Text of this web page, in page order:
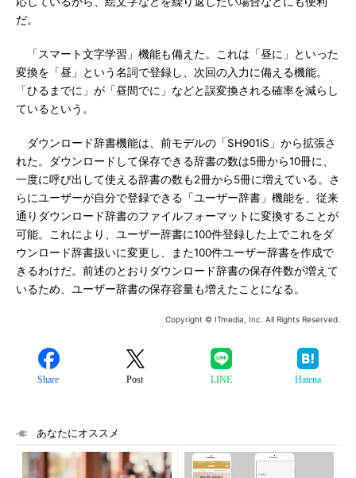
だ。
「スマート文字学習」機能も備えた。これは「昼に」といった
変換を「昼」という名詞で登録し、次回の入力に備える機能。
「ひるまでに」が「昼間でに」などと誤変換される確率を減らし
ているという。
ダウンロード辞書機能は、前モデルの「SH901iS」から拡張さ
れた。ダウンロードして保存できる辞書の数は5冊から10冊に、
一度に呼び出して使える辞書の数も2冊から5冊に増えている。さ
らにユーザーが自分で登録できる「ユーザー辞書」機能を、従来
通りダウンロード辞書のファイルフォーマットに変換することが
可能。これにより、ユーザー辞書に100件登録した上でこれをダ
ウンロード辞書扱いに変更し、また100件ユーザー辞書を作成で
きるわけだ。前述のとおりダウンロード辞書の保存件数が増えて
いるため、ユーザー辞書の保存容量も増えたことになる。
Copyright © ITmedia, Inc. All Rights Reserved.
Share Post LINE Hatena
あなたにオススメ